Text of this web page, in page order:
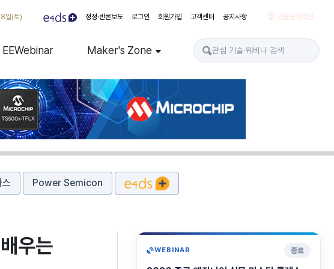
일(토) 정정·반론보도 로그인 회원가입 고객센터 공지사항 경품당첨확인
EEWebinar Maker's Zone
스 Power Semicon
우는
WEBINAR 종료